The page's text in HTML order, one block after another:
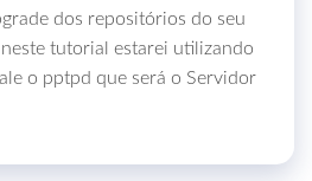
dos repositórios do seu
tutorial estarei utilizando
o pptpd que será o Servidor